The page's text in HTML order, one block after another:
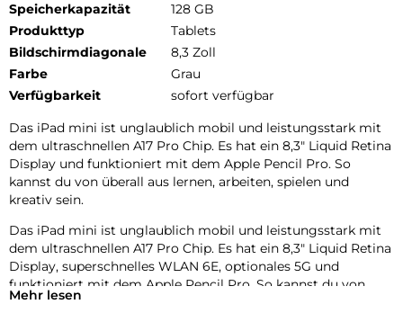
Speicherkapazität
128 GB
Produkttyp
Tablets
Bildschirmdiagonale
8,3 Zoll
Farbe
Grau
Verfügbarkeit
sofort verfügbar
Das iPad mini ist unglaublich mobil und leistungsstark mit
dem ultraschnellen A17 Pro Chip. Es hat ein 8,3″ Liquid Retina
Display und funktioniert mit dem Apple Pencil Pro. So
kannst du von überall aus lernen, arbeiten, spielen und
kreativ sein.
Das iPad mini ist unglaublich mobil und leistungsstark mit
dem ultraschnellen A17 Pro Chip. Es hat ein 8,3″ Liquid Retina
Display, superschnelles WLAN 6E, optionales 5G und
funktioniert mit dem Apple Pencil Pro. So kannst du von
überall aus lernen, arbeiten, spielen und kreativ sein.
Mehr lesen